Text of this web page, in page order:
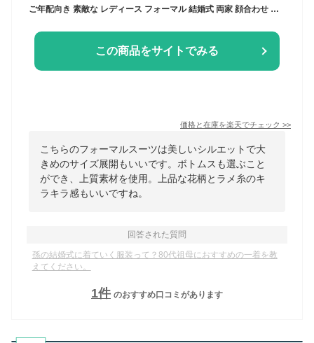
この商品をサイトでみる
価格と在庫を楽天でチェック >>
こちらのフォーマルスーツは美しいシルエットで大
きめのサイズ展開もいいです。ボトムスも選ぶこと
ができ、上質素材を使用。上品な花柄とラメ糸のキ
ラキラ感もいいですね。
回答された質問
孫の結婚式に着ていく服装って？80代祖母におすすめの一着を教
えてください。
1件 のおすすめ口コミがあります